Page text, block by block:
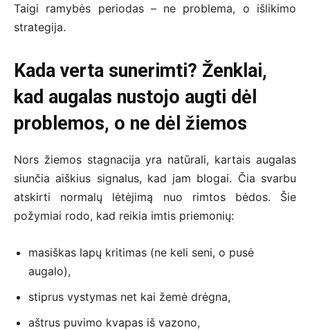
Taigi ramybės periodas – ne problema, o išlikimo
strategija.
Kada verta sunerimti? Ženklai,
kad augalas nustojo augti dėl
problemos, o ne dėl žiemos
Nors žiemos stagnacija yra natūrali, kartais augalas
siunčia aiškius signalus, kad jam blogai. Čia svarbu
atskirti normalų lėtėjimą nuo rimtos bėdos. Šie
požymiai rodo, kad reikia imtis priemonių:
masiškas lapų kritimas (ne keli seni, o pusė
augalo),
stiprus vystymas net kai žemė drėgna,
aštrus puvimo kvapas iš vazono,